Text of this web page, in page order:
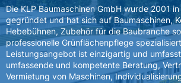
Die KLP Baumaschinen GmbH wurde 2001
gegründet und hat sich auf Baumaschinen,
Hebebühnen, Zubehör für die Baubranche
professionelle Grünflächenpflege
Leistungsangebot ist einzigartig und
umfassende und kompetente Beratung,
Vermietung von Maschinen,